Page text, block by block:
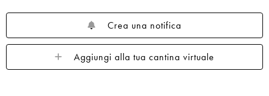
Crea una notifica
Aggiungi alla tua cantina virtuale